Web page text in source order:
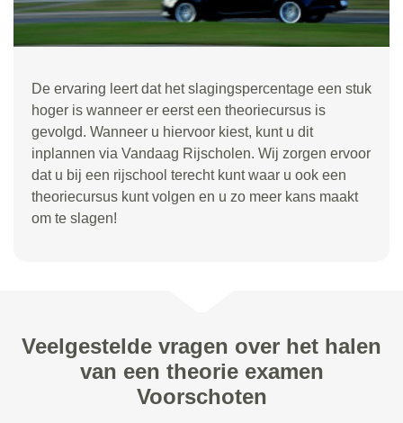
De ervaring leert dat het slagingspercentage een stuk
hoger is wanneer er eerst een theoriecursus is
gevolgd. Wanneer u hiervoor kiest, kunt u dit
inplannen via Vandaag Rijscholen. Wij zorgen ervoor
dat u bij een rijschool terecht kunt waar u ook een
theoriecursus kunt volgen en u zo meer kans maakt
om te slagen!
Veelgestelde vragen over het halen
van een theorie examen
Voorschoten